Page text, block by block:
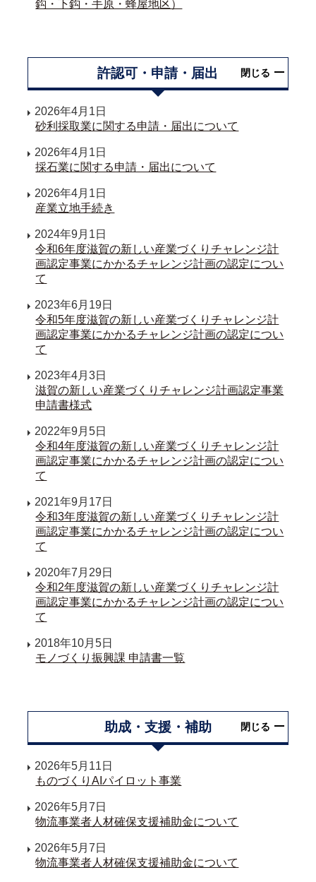
鈎・下鈎・手原・蜂屋地区）
許認可・申請・届出 閉じる
2026年4月1日
砂利採取業に関する申請・届出について
2026年4月1日
採石業に関する申請・届出について
2026年4月1日
産業立地手続き
2024年9月1日
令和6年度滋賀の新しい産業づくりチャレンジ計
画認定事業にかかるチャレンジ計画の認定につい
て
2023年6月19日
令和5年度滋賀の新しい産業づくりチャレンジ計
画認定事業にかかるチャレンジ計画の認定につい
て
2023年4月3日
滋賀の新しい産業づくりチャレンジ計画認定事業
申請書様式
2022年9月5日
令和4年度滋賀の新しい産業づくりチャレンジ計
画認定事業にかかるチャレンジ計画の認定につい
て
2021年9月17日
令和3年度滋賀の新しい産業づくりチャレンジ計
画認定事業にかかるチャレンジ計画の認定につい
て
2020年7月29日
令和2年度滋賀の新しい産業づくりチャレンジ計
画認定事業にかかるチャレンジ計画の認定につい
て
2018年10月5日
モノづくり振興課 申請書一覧
助成・支援・補助 閉じる
2026年5月11日
ものづくりAIパイロット事業
2026年5月7日
物流事業者人材確保支援補助金について
2026年5月7日
物流事業者人材確保支援補助金について